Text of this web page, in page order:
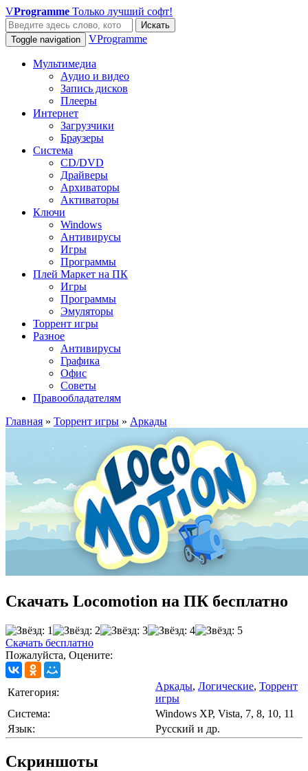
VProgramme Только лучший софт!
Искать
Toggle navigation
VProgramme
Мультимедиа
Аудио и видео
Запись дисков
Плееры
Интернет
Загрузчики
Браузеры
Система
CD/DVD
Драйверы
Архиваторы
Активаторы
Ключи
Windows
Антивирусы
Игры
Программы
Плей Маркет на ПК
Игры
Программы
Эмуляторы
Торрент игры
Разное
Антивирусы
Графика
Офис
Советы
Правообладателям
Главная » Торрент игры » Аркады
Скачать Locomotion на ПК бесплатно
Скачать бесплатно
Пожалуйста, Оцените:
Категория:
Аркады, Логические, Торрент
игры
Cистема:
Windows XP, Vista, 7, 8, 10, 11
Язык:
Русский и др.
Скриншоты